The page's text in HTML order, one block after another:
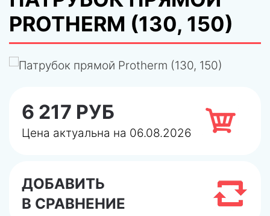
PROTHERM (130, 150)
6 217 РУБ
Цена актуальна на 06.08.2026
ДОБАВИТЬ
В СРАВНЕНИЕ